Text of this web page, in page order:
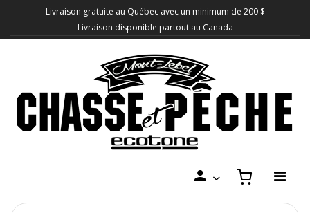
Livraison gratuite au Québec avec un minimum de 200 $
Livraison disponible partout au Canada